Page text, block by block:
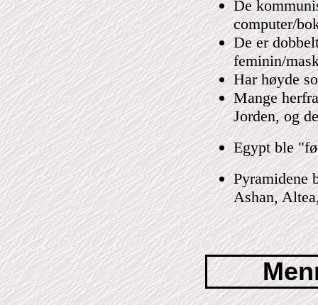
De
computer/
De er
feminin/
Har høyde
Mange
Jorden, og
Egypt ble
Pyramidene
Ashan,